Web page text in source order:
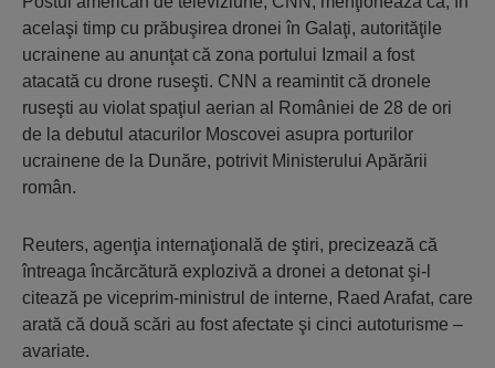
acelaşi timp cu prăbuşirea dronei în Galaţi, autorităţile
ucrainene au anunţat că zona portului Izmail a fost
atacată cu drone ruseşti. CNN a reamintit că dronele
ruseşti au violat spaţiul aerian al României de 28 de ori
de la debutul atacurilor Moscovei asupra porturilor
ucrainene de la Dunăre, potrivit Ministerului Apărării
român.
Reuters, agenţia internaţională de ştiri, precizează că
întreaga încărcătură explozivă a dronei a detonat şi-l
citează pe viceprim-ministrul de interne, Raed Arafat, care
arată că două scări au fost afectate şi cinci autoturisme –
avariate.